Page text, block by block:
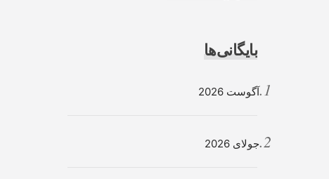
بایگانی‌ها
آگوست 2026
جولای 2026